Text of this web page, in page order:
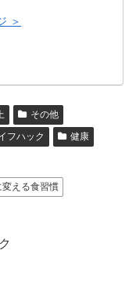
＞
その他
フハック
健康
える食習慣